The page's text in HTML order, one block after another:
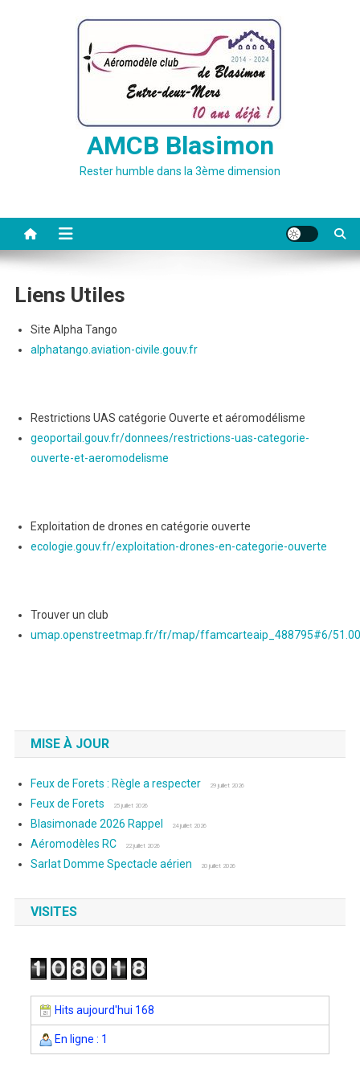
AMCB Blasimon
Rester humble dans la 3ème dimension
Liens Utiles
Site Alpha Tango
alphatango.aviation-civile.gouv.fr
Restrictions UAS catégorie Ouverte et aéromodélisme
geoportail.gouv.fr/donnees/restrictions-uas-categorie-
ouverte-et-aeromodelisme
Exploitation de drones en catégorie ouverte
ecologie.gouv.fr/exploitation-drones-en-categorie-ouverte
Trouver un club
umap.openstreetmap.fr/fr/map/ffamcarteaip_488795#6/
MISE À JOUR
Feux de Forets : Règle a respecter 29 juillet 2026
Feux de Forets 25 juillet 2026
Blasimonade 2026 Rappel 24 juillet 2026
Aéromodèles RC 22 juillet 2026
Sarlat Domme Spectacle aérien 20 juillet 2026
VISITES
Hits aujourd'hui 168
En ligne : 1